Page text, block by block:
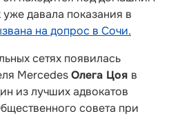
давала показания в
на допрос в Сочи.
сетях появилась
MercedesОлега Цоя в
из лучших адвокатов
совета при